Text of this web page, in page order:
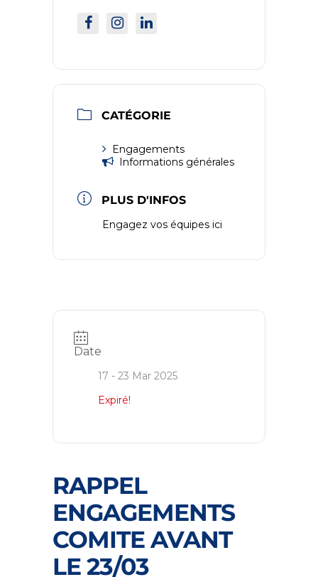
CATÉGORIE
Engagements
Informations générales
PLUS D'INFOS
Engagez vos équipes ici
Date
17 - 23 Mar 2025
Expiré!
RAPPEL
ENGAGEMENTS
COMITE AVANT
LE 23/03